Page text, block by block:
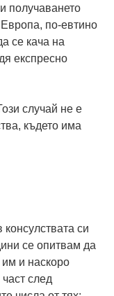
получаването
по-евтино
се кача на
експресно
случай не е
където има
си
се опитвам да
и наскоро
след